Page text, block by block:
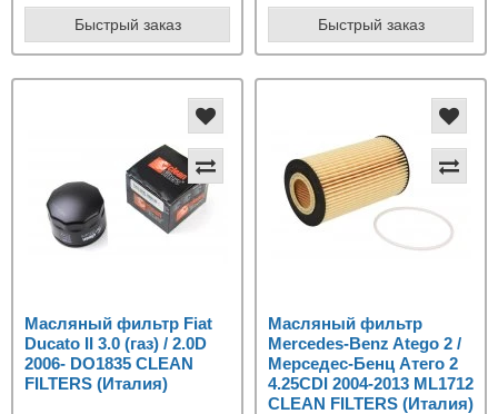
Быстрый заказ Быстрый заказ
Масляный фильтр Fiat
Ducato II 3.0 (газ) / 2.0D
2006- DO1835 CLEAN
FILTERS (Италия)
Масляный фильтр
Mercedes-Benz Atego 2 /
Мерседес-Бенц Атего 2
4.25CDI 2004-2013 ML1712
CLEAN FILTERS (Италия)